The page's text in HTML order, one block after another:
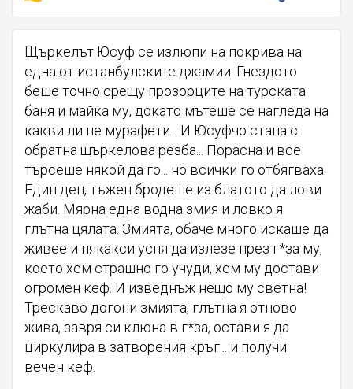
Щъркелът Юсуф се излюпи на покрива на
една от истанбулските джамии. Гнездото
беше точно срещу прозорците на турската
баня и майка му, докато мътеше се нагледа на
какви ли не мурафети... И Юсуфчо стана с
обратна щъркелова резба... Порасна и все
търсеше някой да го... но всички го отбягваха.
Един ден, тъжен бродеше из блатото да лови
жаби. Мярна една водна змия и ловко я
глътна цялата. Змията, обаче много искаше да
живее и някакси успя да излезе през г*за му,
което хем страшно го учуди, хем му достави
огромен кеф. И изведнъж нещо му светна!
Трескаво догони змията, глътна я отново
жива, завря си клюна в г*за, остави я да
циркулира в затворения кръг... и получи
вечен кеф.